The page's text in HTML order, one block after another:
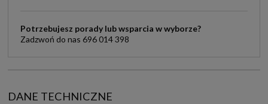
Potrzebujesz porady lub wsparcia w wyborze?
Zadzwoń do nas 696 014 398
DANE TECHNICZNE